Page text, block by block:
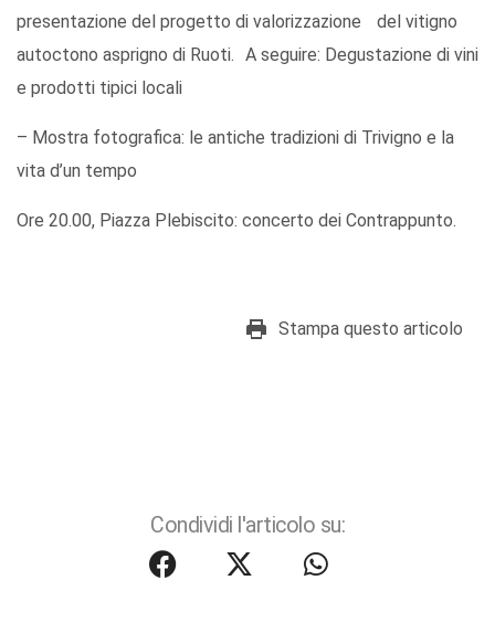
presentazione del progetto di valorizzazione del vitigno
autoctono asprigno di Ruoti. A seguire: Degustazione di vini
e prodotti tipici locali
– Mostra fotografica: le antiche tradizioni di Trivigno e la
vita d’un tempo
Ore 20.00, Piazza Plebiscito: concerto dei Contrappunto.
Stampa questo articolo
Condividi l'articolo su: